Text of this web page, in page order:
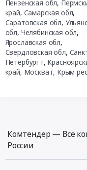
Пензенская обл,
край, Самарская обл,
Саратовская обл,
обл, Челябинская обл,
Ярославская обл,
Свердловская обл,
Петербург г,
край, Москва г, Крым
Комтендер — Все
России